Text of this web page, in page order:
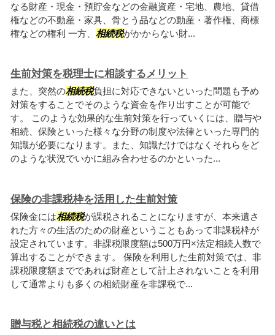
なる財産・現金・預貯金などの金融資産・宅地、農地、貸借
権などの不動産・家具、骨とう品などの動産・著作権、商標
権などの権利 一方、 相続税がかからない財...
生前対策を税理士に相談するメリット
また、突然の相続税負担に対応できないといった問題も予め
対策をすることでそのような資金を作り出すことが可能で
す。 このような効果的な生前対策を行っていくには、贈与や
相続、保険といった様々な分野の制度や法律といった専門的
知識が必要になります。また、知識だけではなくそれらをど
のような状況でいかに組み合わせるのかといった...
保険の非課税枠を活用した生前対策
保険金には相続税が課税されることになりますが、本来遺さ
れた方々の生活のための財産ということもあって非課税枠が
設定されています。非課税限度額は500万円×法定相続人数で
算出することができます。 保険を利用した生前対策では、非
課税限度額までであれば財産として計上されないことを利用
して通常よりも多くの相続財産を非課税で...
贈与税と相続税の違いとは